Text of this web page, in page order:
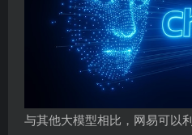
与其他大模型相比，网易可以